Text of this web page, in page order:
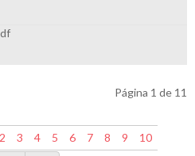
Página 1 de 11
2 3 4 5 6 7 8 9 10